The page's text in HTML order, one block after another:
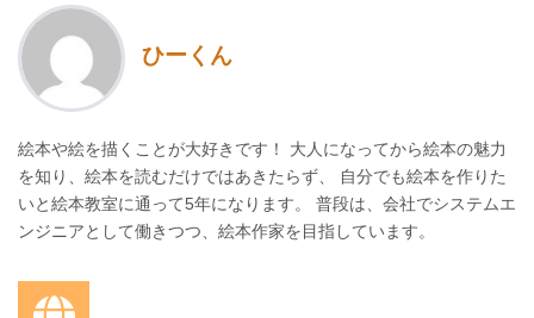
ひーくん
絵本や絵を描くことが大好きです！ 大人になってから絵本の魅力
を知り、絵本を読むだけではあきたらず、 自分でも絵本を作りた
いと絵本教室に通って5年になります。 普段は、会社でシステムエ
ンジニアとして働きつつ、絵本作家を目指しています。